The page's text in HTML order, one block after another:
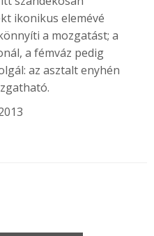
ikonikus elemévé
a mozgatást; a
a fémváz pedig
az asztalt enyhén